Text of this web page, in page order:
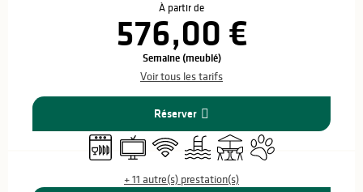
À partir de
576,00 €
Semaine (meublé)
Voir tous les tarifs
Réserver
Lave vaisselle
Télévision
WiFi PiscineTerrasseAnimaux acceptés
+ 11 autre(s) prestation(s)